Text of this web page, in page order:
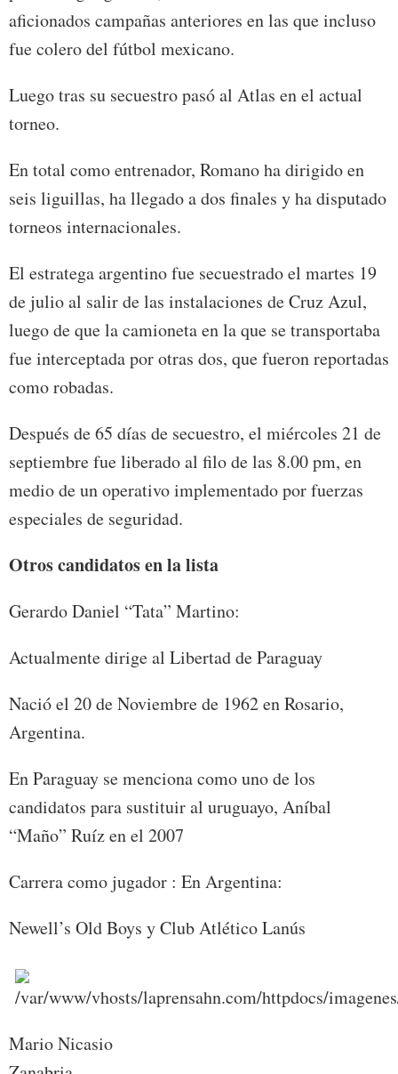
aficionados campañas anteriores en las que incluso
fue colero del fútbol mexicano.
Luego tras su secuestro pasó al Atlas en el actual
torneo.
En total como entrenador, Romano ha dirigido en
seis liguillas, ha llegado a dos finales y ha disputado
torneos internacionales.
El estratega argentino fue secuestrado el martes 19
de julio al salir de las instalaciones de Cruz Azul,
luego de que la camioneta en la que se transportaba
fue interceptada por otras dos, que fueron reportadas
como robadas.
Después de 65 días de secuestro, el miércoles 21 de
septiembre fue liberado al filo de las 8.00 pm, en
medio de un operativo implementado por fuerzas
especiales de seguridad.
Otros candidatos en la lista
Gerardo Daniel “Tata” Martino:
Actualmente dirige al Libertad de Paraguay
Nació el 20 de Noviembre de 1962 en Rosario,
Argentina.
En Paraguay se menciona como uno de los
candidatos para sustituir al uruguayo, Aníbal
“Maño” Ruíz en el 2007
Carrera como jugador : En Argentina:
Newell’s Old Boys y Club Atlético Lanús
Mario Nicasio